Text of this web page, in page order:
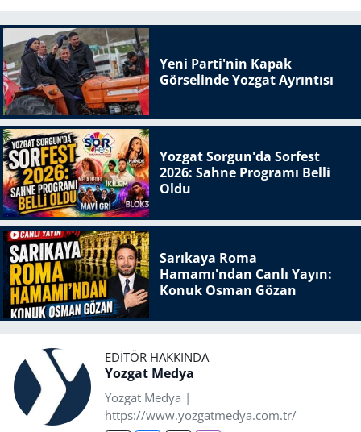
Yeni Parti'nin Kapak
Görselinde Yozgat Ayrıntısı
Yozgat Sorgun'da Sorfest
2026: Sahne Programı Belli
Oldu
Sarıkaya Roma
Hamamı'ndan Canlı Yayın:
Konuk Osman Gözan
EDITÖR HAKKINDA
Yozgat Medya
Yozgat Medya |
https://www.yozgatmedya.com.tr/